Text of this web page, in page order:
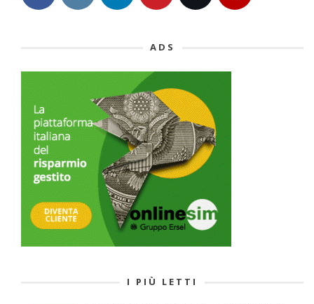
ADS
I PIÙ LETTI